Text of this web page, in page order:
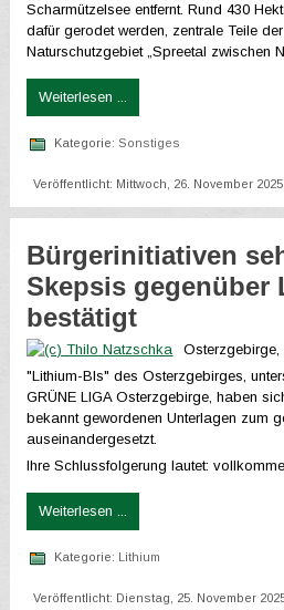
Scharmützelsee entfernt. Rund 430
dafür gerodet werden, zentrale Teile
Naturschutzgebiet „Spreetal zwischen
Weiterlesen ...
Kategorie:Sonstiges
Veröffentlicht: Mittwoch, 26. November 2025
Bürgerinitiativen
Skepsis gegenüber
bestätigt
Osterzgebirge,
"Lithium-BIs" des Osterzgebirges,
GRÜNE LIGA Osterzgebirge, haben
bekannt gewordenen Unterlagen zum
auseinandergesetzt.
Ihre Schlussfolgerung lautet:
Weiterlesen ...
Kategorie: Lithium
Veröffentlicht: Dienstag, 25. November